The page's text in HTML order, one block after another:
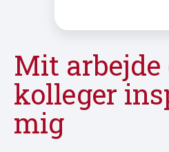
Mit arbejde
kolleger
mig